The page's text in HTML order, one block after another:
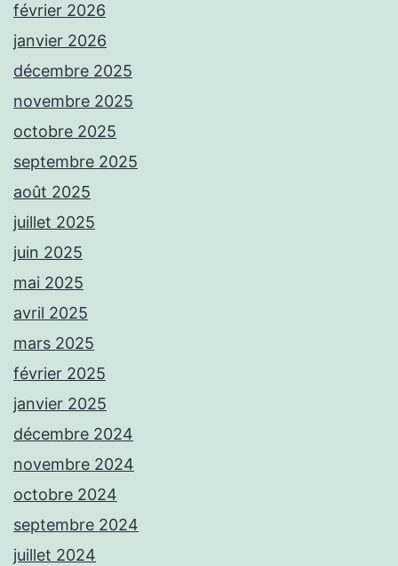
février 2026
janvier 2026
décembre 2025
novembre 2025
octobre 2025
septembre 2025
août 2025
juillet 2025
juin 2025
mai 2025
avril 2025
mars 2025
février 2025
janvier 2025
décembre 2024
novembre 2024
octobre 2024
septembre 2024
juillet 2024